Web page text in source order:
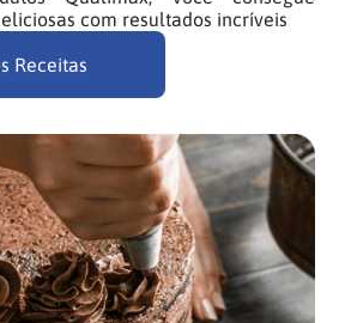
com resultados incríveis
Receitas